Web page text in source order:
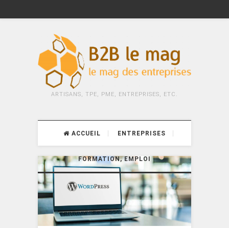
ARTISANS, TPE, PME, ENTREPRISES, ETC.
ACCUEIL ENTREPRISES
FORMATION, EMPLOI